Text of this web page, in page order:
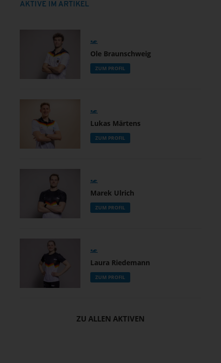
AKTIVE IM ARTIKEL
Ole Braunschweig
ZUM PROFIL
Lukas Märtens
ZUM PROFIL
Marek Ulrich
ZUM PROFIL
Laura Riedemann
ZUM PROFIL
ZU ALLEN AKTIVEN